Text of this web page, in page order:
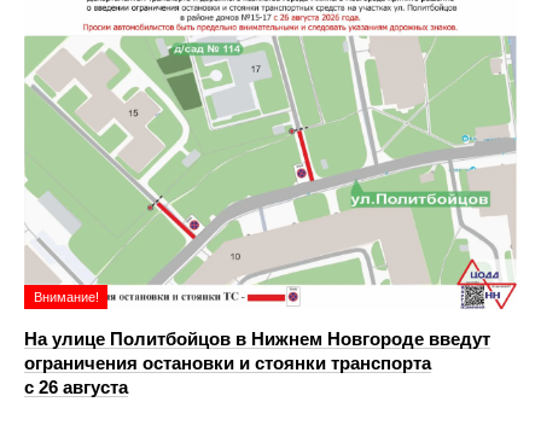
Внимание!
На улице Политбойцов в Нижнем Новгороде введут
ограничения остановки и стоянки транспорта
с 26 августа